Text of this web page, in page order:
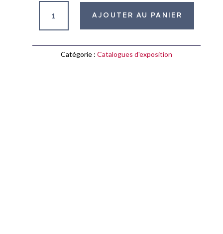
AJOUTER AU PANIER
Catégorie : Catalogues d'exposition